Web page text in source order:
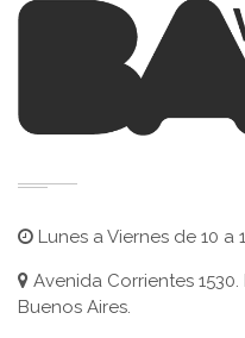
Lunes a Viernes de 10 a
Avenida Corrientes
Buenos Aires.